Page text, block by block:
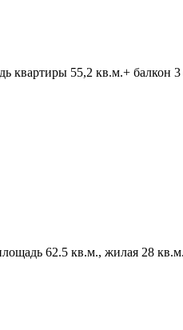
квартиры 55,2 кв.м.+ балкон
62.5 кв.м., жилая 28